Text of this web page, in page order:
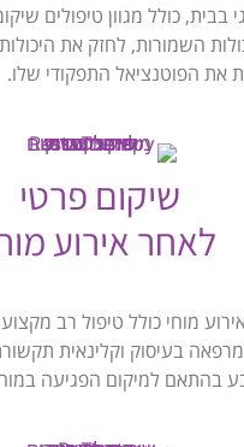
בבית, כולל מגוון טיפולים
השמורות, לחזק את
את הפוטנציאל התפקודי שלו.
שיקום פרטי
לאחר אירוע
מוחי כולל טיפול רב
מרפאה בעיסוק וקלינאית
בהתאם למיקום הפגיעה